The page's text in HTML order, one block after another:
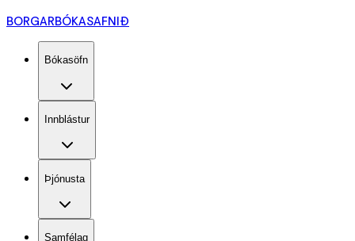
BORGARBÓKASAFNIÐ
Bókasöfn
Innblástur
Þjónusta
Samfélag